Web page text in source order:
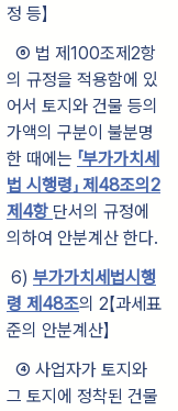
정 등】
⑥ 법 제100조제2항
의 규정을 적용함에 있
어서 토지와 건물 등의
가액의 구분이 불분명
한 때에는 「부가가치세
법 시행령」 제48조의2
제4항 단서의 규정에
의하여 안분계산 한다.
6) 부가가치세법시행
령 제48조의 2【과세표
준의 안분계산】
④ 사업자가 토지와
그 토지에 정착된 건물